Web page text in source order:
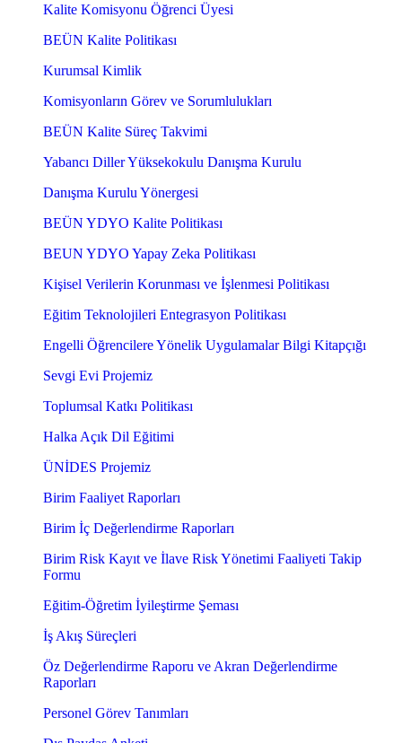
Kalite Komisyonu Öğrenci Üyesi
BEÜN Kalite Politikası
Kurumsal Kimlik
Komisyonların Görev ve Sorumlulukları
BEÜN Kalite Süreç Takvimi
Yabancı Diller Yüksekokulu Danışma Kurulu
Danışma Kurulu Yönergesi
BEÜN YDYO Kalite Politikası
BEUN YDYO Yapay Zeka Politikası
Kişisel Verilerin Korunması ve İşlenmesi Politikası
Eğitim Teknolojileri Entegrasyon Politikası
Engelli Öğrencilere Yönelik Uygulamalar Bilgi Kitapçığı
Sevgi Evi Projemiz
Toplumsal Katkı Politikası
Halka Açık Dil Eğitimi
ÜNİDES Projemiz
Birim Faaliyet Raporları
Birim İç Değerlendirme Raporları
Birim Risk Kayıt ve İlave Risk Yönetimi Faaliyeti Takip
Formu
Eğitim-Öğretim İyileştirme Şeması
İş Akış Süreçleri
Öz Değerlendirme Raporu ve Akran Değerlendirme
Raporları
Personel Görev Tanımları